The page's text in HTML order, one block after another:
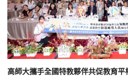
高師大攜手全國特教夥伴共促教育